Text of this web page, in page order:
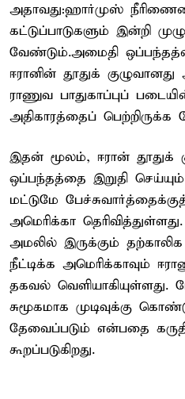
அதாவது:ஹார்முஸ்
கட்டுப்பாடுகளும் இன்றி
வேண்டும்.அமைதி
ஈரானின் தூதுக் குழுவானது
ராணுவ பாதுகாப்புப்
அதிகாரத்தைப் பெற்றிருக்க
இதன் மூலம், ஈரான் தூதுக்
ஒப்பந்தத்தை இறுதி
மட்டுமே
அமெரிக்கா
அமலில் இருக்கும்
நீட்டிக்க அமெரிக்காவும்
தகவல் வெளியாகியுள்ளது.
சுமூகமாக முடிவுக்கு
தேவைப்படும் என்பதை
கூறப்படுகிறது.